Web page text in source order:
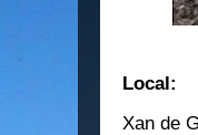
Local:
Xan de